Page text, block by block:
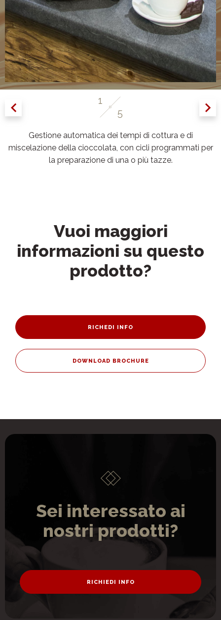
1
5
Gestione automatica dei tempi di cottura e di
miscelazione della cioccolata, con cicli programmati per
la preparazione di una o più tazze.
Vuoi maggiori
informazioni su questo
prodotto?
RICHEDI INFO
DOWNLOAD BROCHURE
Sei interessato ai
nostri prodotti?
RICHIEDI INFO